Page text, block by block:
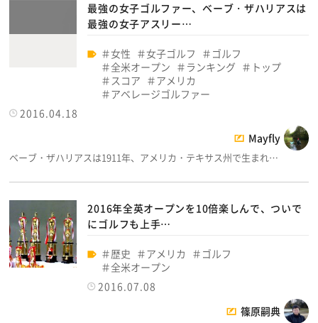
最強の女子ゴルファー、ベーブ・ザハリアスは
最強の女子アスリー…
女性 女子ゴルフ
ゴルフ
全米オープン
ランキング
トップ
スコア
アメリカ
アベレージゴルファー
2016.04.18
Mayfly
ベーブ・ザハリアスは1911年、アメリカ・テキサス州で生まれ…
2016年全英オープンを10倍楽しんで、ついで
にゴルフも上手…
歴史 アメリカ
ゴルフ
全米オープン
2016.07.08
篠原嗣典